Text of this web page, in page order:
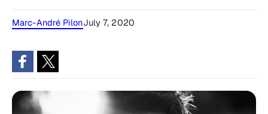
Marc-André PilonJuly 7, 2020